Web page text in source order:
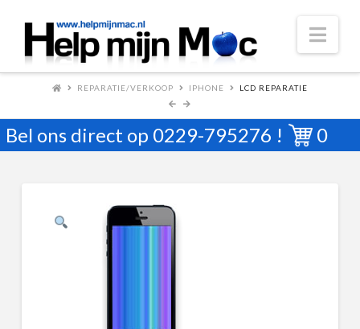
REPARATIE/VERKOOP IPHONE LCD REPARATIE
Bel ons direct op 0229-795276 ! 0